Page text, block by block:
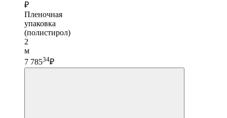
₽
Пленочная
упаковка
(полистирол)
2
м
7 78534₽